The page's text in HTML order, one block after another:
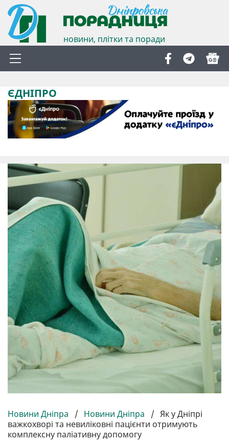
новини, плітки та поради
ЄДНІПРО
Новини Дніпра / Новини Дніпра / Як у Дніпрі
важкохворі та невиліковні пацієнти отримують
комплексну паліативну допомогу